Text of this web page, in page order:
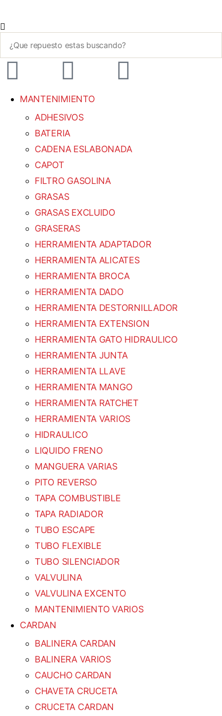
MANTENIMIENTO
ADHESIVOS
BATERIA
CADENA ESLABONADA
CAPOT
FILTRO GASOLINA
GRASAS
GRASAS EXCLUIDO
GRASERAS
HERRAMIENTA ADAPTADOR
HERRAMIENTA ALICATES
HERRAMIENTA BROCA
HERRAMIENTA DADO
HERRAMIENTA DESTORNILLADOR
HERRAMIENTA EXTENSION
HERRAMIENTA GATO HIDRAULICO
HERRAMIENTA JUNTA
HERRAMIENTA LLAVE
HERRAMIENTA MANGO
HERRAMIENTA RATCHET
HERRAMIENTA VARIOS
HIDRAULICO
LIQUIDO FRENO
MANGUERA VARIAS
PITO REVERSO
TAPA COMBUSTIBLE
TAPA RADIADOR
TUBO ESCAPE
TUBO FLEXIBLE
TUBO SILENCIADOR
VALVULINA
VALVULINA EXCENTO
MANTENIMIENTO VARIOS
CARDAN
BALINERA CARDAN
BALINERA VARIOS
CAUCHO CARDAN
CHAVETA CRUCETA
CRUCETA CARDAN